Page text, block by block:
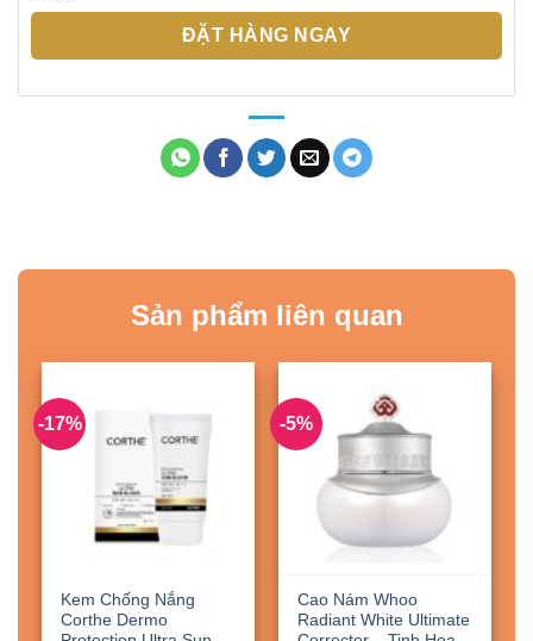
ĐẶT HÀNG NGAY
Sản phẩm liên quan
-17%
Kem Chống Nắng
Corthe Dermo
-5%
Cao Nám Whoo
Radiant White Ultimate